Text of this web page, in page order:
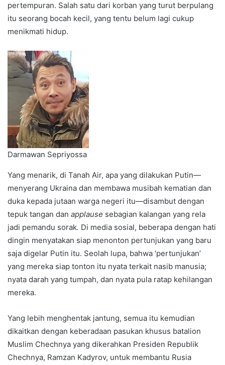
pertempuran. Salah satu dari korban yang turut berpulang
itu seorang bocah kecil, yang tentu belum lagi cukup
menikmati hidup.
Darmawan Sepriyossa
Yang menarik, di Tanah Air, apa yang dilakukan Putin—
menyerang Ukraina dan membawa musibah kematian dan
duka kepada jutaan warga negeri itu—disambut dengan
tepuk tangan dan applause sebagian kalangan yang rela
jadi pemandu sorak. Di media sosial, beberapa dengan hati
dingin menyatakan siap menonton pertunjukan yang baru
saja digelar Putin itu. Seolah lupa, bahwa ‘pertunjukan’
yang mereka siap tonton itu nyata terkait nasib manusia;
nyata darah yang tumpah, dan nyata pula ratap kehilangan
mereka.
Yang lebih menghentak jantung, semua itu kemudian
dikaitkan dengan keberadaan pasukan khusus batalion
Muslim Chechnya yang dikerahkan Presiden Republik
Chechnya, Ramzan Kadyrov, untuk membantu Rusia